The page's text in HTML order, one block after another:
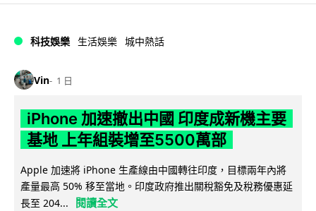
科技娛樂 生活娛樂 城中熱話
Vin 1 日
iPhone 加速撤出中國 印度成新機主要
基地 上年組裝增至5500萬部
Apple 加速將 iPhone 生產線由中國轉往印度，目標兩年內將
產量最高 50% 移至當地。印度政府推出關稅豁免及稅務優惠延
長至 204...
閱讀全文